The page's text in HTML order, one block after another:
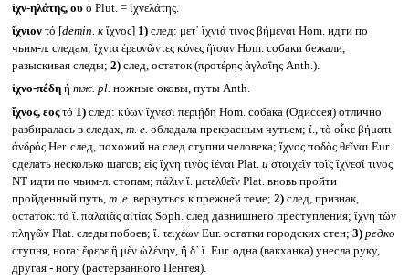
ἰχν-ηλάτης, ουὁ Plut. = ἰχνελάτης.
ἴχνιον τό [demin. кἴχνος] 1)след: μετ᾽ ἴχνιά τινος βήμεναι Hom. идти по
чьим-л. следам; ἴχνια ἐρευνῶντες κύνες ἤϊσαν Hom. собаки бежали,
разыскивая следы; 2)след, остаток (προτέρης ἀγλαΐης Anth.).
ἰχνο-πέδη ἡ тж. pl. ножные оковы, путы Anth.
ἴχνος, εοςτό 1)след: κύων ἴχνεσι περιῄδη Hom. собака (Одиссея) отлично
разбиралась в следах, т. е. обладала прекрасным чутьем; ἴ., τὸ οἶκε βήματι
ἀνδρός Her. след, похожий на след ступни человека; ἴχνος ποδὸς θεῖναι Eur.
сделать несколько шагов; εἰς ἴχνη τινὸς ἰέναι Plat. и στοιχεῖν τοῖς ἴχνεσί τινος
NT идти по чьим-л. стопам; πάλιν ἴ. μετελθεῖν Plat. вновь пройти
пройденный путь, т. е. вернуться к прежней теме; 2)след, признак,
остаток: τό ἴ. παλαιᾶς αἰτίας Soph. след давнишнего преступления; ἴχνη τῶν
πληγῶν Plat. следы побоев; ἴ. τειχέων Eur. остатки городских стен; 3) редко
ступня, нога: ἔφερε ἣ μὲν ὠλένην, ἣ δ᾽ ἴ. Eur. одна (вакханка) унесла руку,
другая - ногу (растерзанного Пентея).